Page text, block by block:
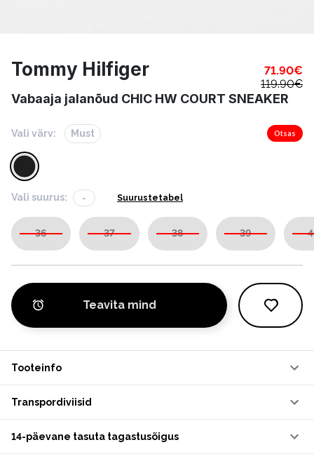
Tommy Hilfiger 71.90€
119.90€
Vabaaja jalanõud CHIC HW COURT SNEAKER
Vali värv: Must Otsas
Vali suurus: - Suurustetabel
36 37 38 39
Teavita mind
Tooteinfo
Transpordiviisid
14-päevane tasuta tagastusõigus